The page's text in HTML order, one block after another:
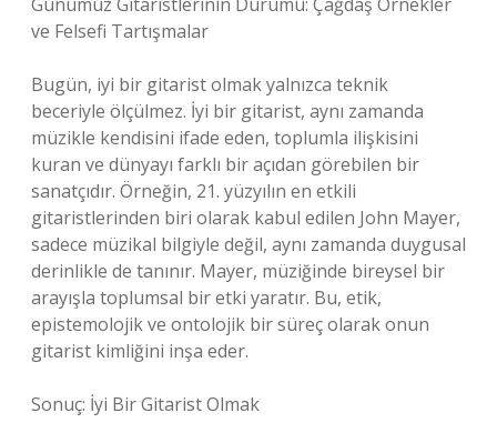
ve Felsefi Tartışmalar
Bugün, iyi bir gitarist olmak yalnızca teknik
beceriyle ölçülmez. İyi bir gitarist, aynı zamanda
müzikle kendisini ifade eden, toplumla ilişkisini
kuran ve dünyayı farklı bir açıdan görebilen bir
sanatçıdır. Örneğin, 21. yüzyılın en etkili
gitaristlerinden biri olarak kabul edilen John Mayer,
sadece müzikal bilgiyle değil, aynı zamanda duygusal
derinlikle de tanınır. Mayer, müziğinde bireysel bir
arayışla toplumsal bir etki yaratır. Bu, etik,
epistemolojik ve ontolojik bir süreç olarak onun
gitarist kimliğini inşa eder.
Sonuç: İyi Bir Gitarist Olmak